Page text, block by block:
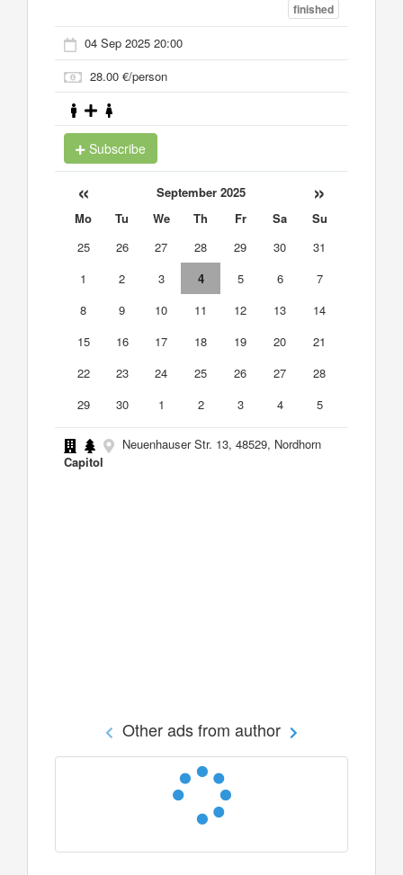
finished
04 Sep 2025 20:00
28.00 €/person
Subscribe
« September 2025 »
Mo Tu We Th Fr Sa
Su
25
26 27 28 29 30
31
1
2 3 4 5 6
7
8
9 10 11 12 13
14
15
16 17 18 19 20
21
22
23 24 25 26 27
28
29
30 1 2 3 4 5
Neuenhauser Str. 13, 48529, Nordhorn
Capitol
Other ads from author